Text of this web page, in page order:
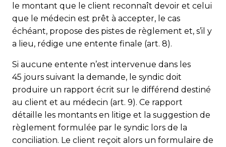
le montant que le client reconnaît devoir et celui
que le médecin est prêt à accepter, le cas
échéant, propose des pistes de règlement et, s’il y
a lieu, rédige une entente finale (art. 8).
Si aucune entente n’est intervenue dans les
45 jours suivant la demande, le syndic doit
produire un rapport écrit sur le différend destiné
au client et au médecin (art. 9). Ce rapport
détaille les montants en litige et la suggestion de
règlement formulée par le syndic lors de la
conciliation. Le client reçoit alors un formulaire de